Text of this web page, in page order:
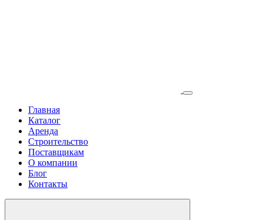
Главная
Каталог
Аренда
Строительство
Поставщикам
О компании
Блог
Контакты